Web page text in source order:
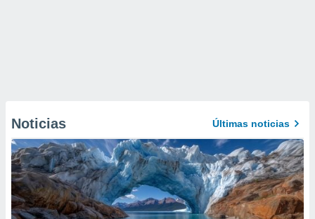
Noticias Últimas noticias